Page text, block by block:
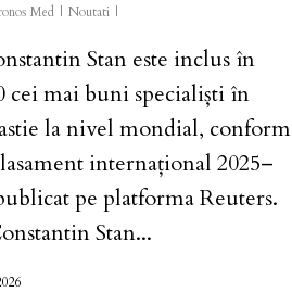
Med Noutati
Stan este inclus în
cei mai buni specialiști în
la nivel mondial, conform
internațional 2025–
pe platforma Reuters.
Stan...